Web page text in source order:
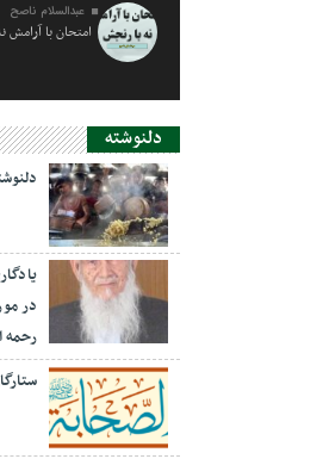
عبدالسلام ناصح
امتحان با آرامش
دلنوشته
در
رحمه